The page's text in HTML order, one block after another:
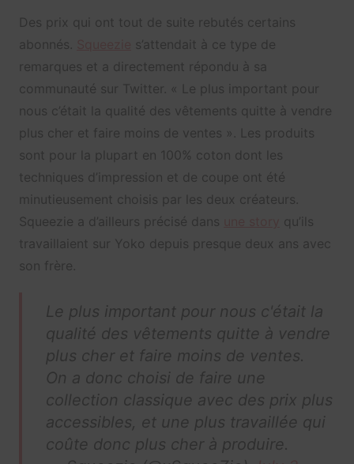
Des prix qui ont tout de suite rebutés certains
abonnés.
s’attendait à ce type de
remarques et a directement répondu à sa
communauté sur Twitter. « Le plus important pour
nous c’était la qualité des vêtements quitte à vendre
plus cher et faire moins de ventes ». Les produits
sont pour la plupart en 100% coton dont les
techniques d’impression et de coupe ont été
minutieusement choisis par les deux créateurs.
Squeezie a d’ailleurs précisé dans
qu’ils
travaillaient sur Yoko depuis presque deux ans avec
son frère.
Le plus important pour nous c'était la
qualité des vêtements quitte à vendre
plus cher et faire moins de ventes.
On a donc choisi de faire une
collection classique avec des prix plus
accessibles, et une plus travaillée qui
coûte donc plus cher à produire.